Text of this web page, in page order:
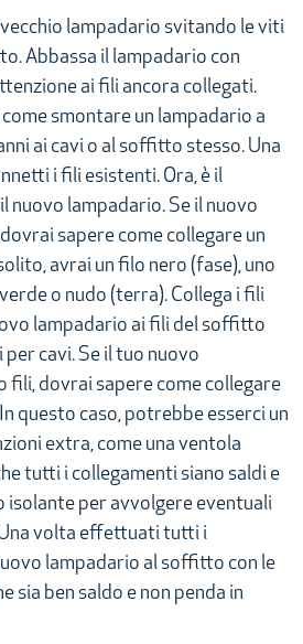
lampadario svitando le viti
Abbassa il lampadario con
ai fili ancora collegati.
smontare un lampadario a
ai cavi o al soffitto stesso. Una
i fili esistenti. Ora, è il
nuovo lampadario. Se il nuovo
sapere come collegare un
avrai un filo nero (fase), uno
o nudo (terra). Collega i fili
lampadario ai fili del soffitto
cavi. Se il tuo nuovo
fili, dovrai sapere come collegare
questo caso, potrebbe esserci un
extra, come una ventola
tutti i collegamenti siano saldi e
isolante per avvolgere eventuali
volta effettuati tutti i
lampadario al soffitto con le
sia ben saldo e non penda in